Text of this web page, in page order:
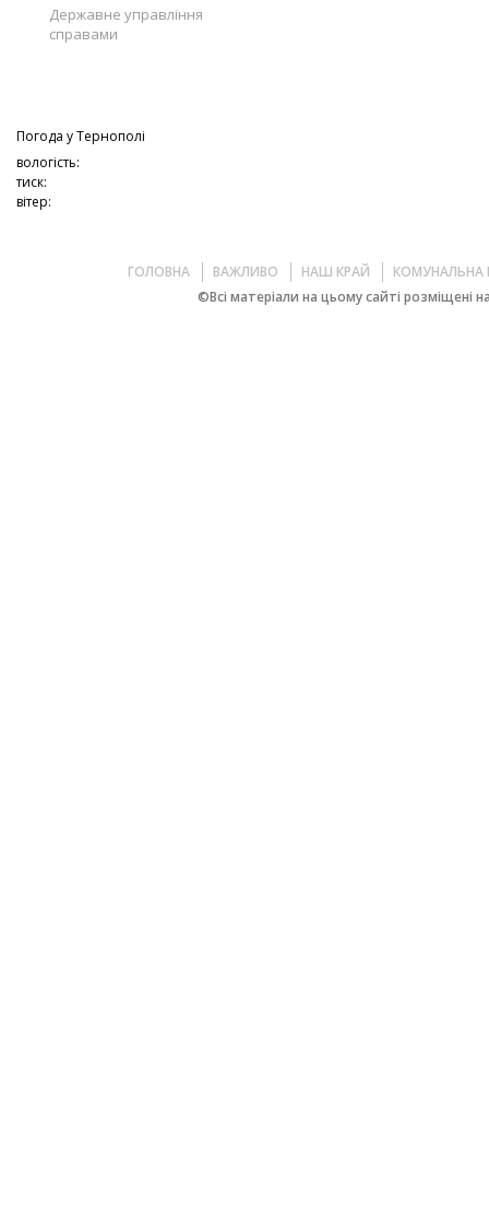
Державне управління
справами
Погода уТернополі
вологість:
тиск:
вітер:
ГОЛОВНА ВАЖЛИВО НАШ КРАЙ
КОМУНАЛЬНА
©Всі матеріали на цьому сайті розміщені